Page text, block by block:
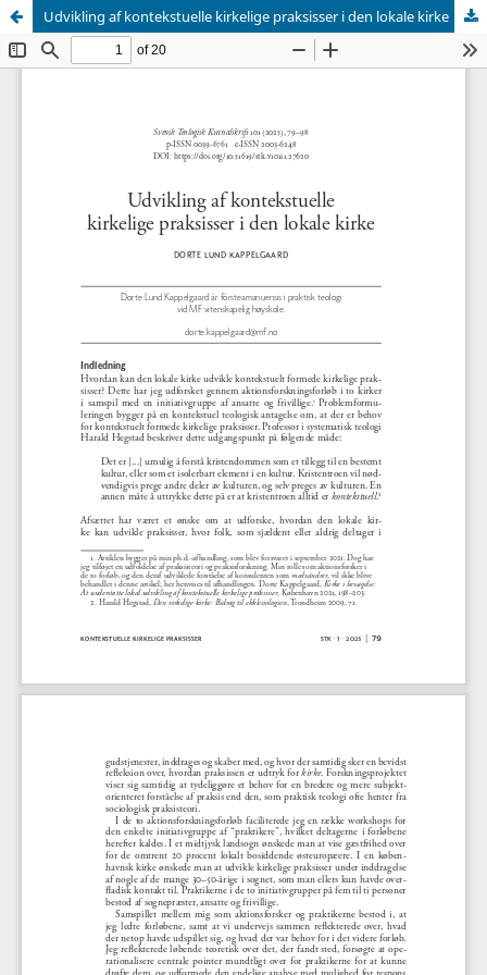
Udvikling af kontekstuelle kirkelige praksisser i den lokale kirke